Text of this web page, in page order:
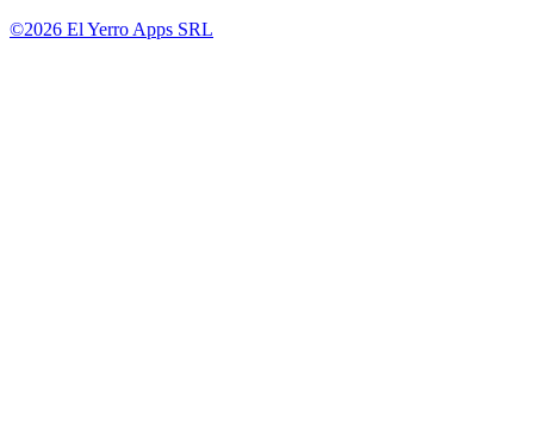
©2026 El Yerro Apps SRL